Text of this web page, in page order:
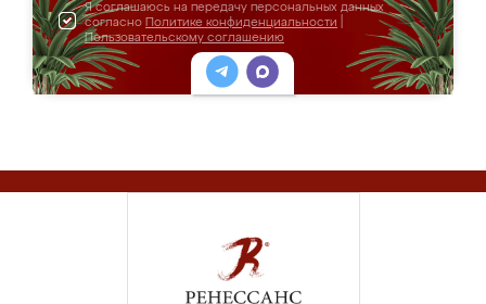
Я соглашаюсь на передачу персональных данных
согласно Политике конфиденциальности
Пользовательскому соглашению